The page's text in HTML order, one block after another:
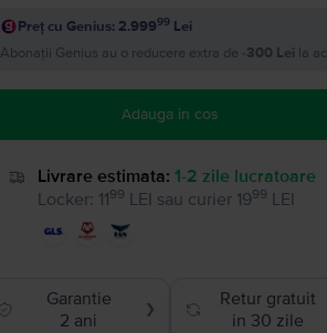
Preț cu Genius: 2.99999Lei
Abonații Genius au o reducere extra de
-300 Lei la acest produs si plătesc
Adauga in cos
Livrare estimata: 1-2 zile lucratoare
Locker: 1199 LEI sau curier 1999 LEI
Garantie
2 ani
❯
Retur gratuit
in 30 zile